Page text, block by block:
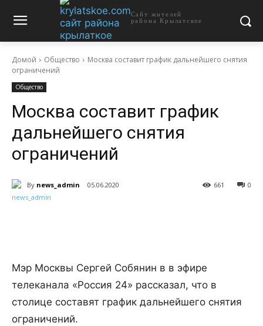
Сайт жителей
района Крылатское
Домой Общество
Москва составит график дальнейшего снятия
ограничений
Общество
Москва составит график
дальнейшего снятия
ограничений
By news_admin 05.06.2020 0
661
Мэр Москвы Сергей Собянин в в эфире
телеканала «Россия 24» рассказал, что в
столице составят график дальнейшего снятия
ограничений.